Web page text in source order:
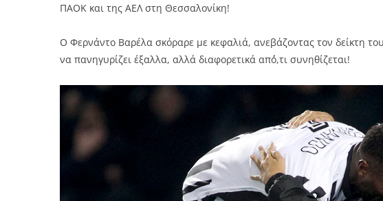
ΠΑΟΚ και της ΑΕΛ στη Θεσσαλονίκη!
Ο Φερνάντο Βαρέλα σκόραρε με κεφαλιά, ανεβάζοντας τον δείκτη
να πανηγυρίζει έξαλλα, αλλά διαφορετικά απ΄ό,τι συνηθίζεται!